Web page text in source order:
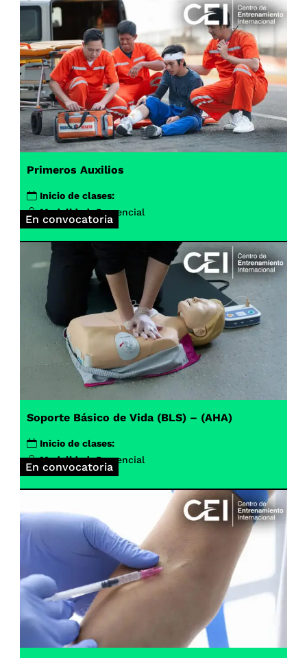
En convocatoria
Primeros Auxilios
Inicio de clases:
Modalidad: Presencial
En convocatoria
Soporte Básico de Vida (BLS) – (AHA)
Inicio de clases:
Modalidad: Presencial